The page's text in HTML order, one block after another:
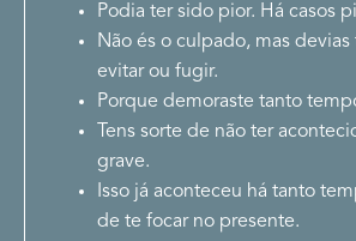
Podia ter sido pior. Há casos
Não és o culpado, mas
evitar ou fugir.
Porque demoraste tanto
Tens sorte de não ter
grave.
Isso já aconteceu há tanto
de te focar no presente.